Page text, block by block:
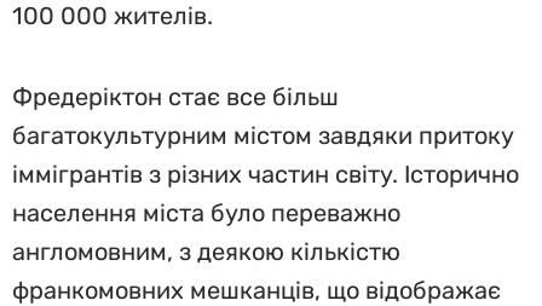
100 000 жителів.
Фредеріктон стає все більш
багатокультурним містом завдяки притоку
іммігрантів з різних частин світу. Історично
населення міста було переважно
англомовним, з деякою кількістю
франкомовних мешканців, що відображає